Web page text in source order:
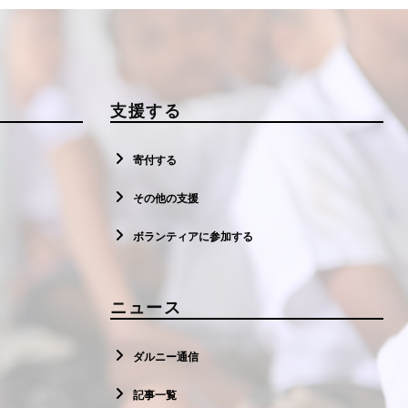
支援する
寄付する
その他の支援
ボランティアに参加する
ニュース
ダルニー通信
記事一覧